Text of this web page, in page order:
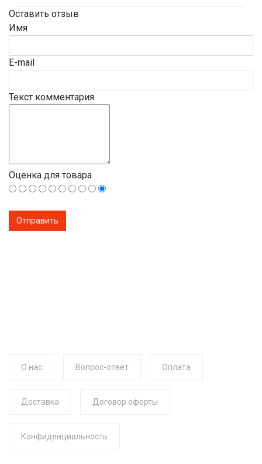
Оставить отзыв
Имя
E-mail
Текст комментария
Оценка для товара
О нас Вопрос-ответ Оплата
Доставка Договор оферты
Конфиденциальность